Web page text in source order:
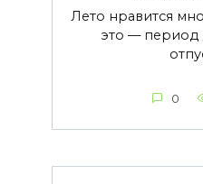
Лето нравится
это — период
0